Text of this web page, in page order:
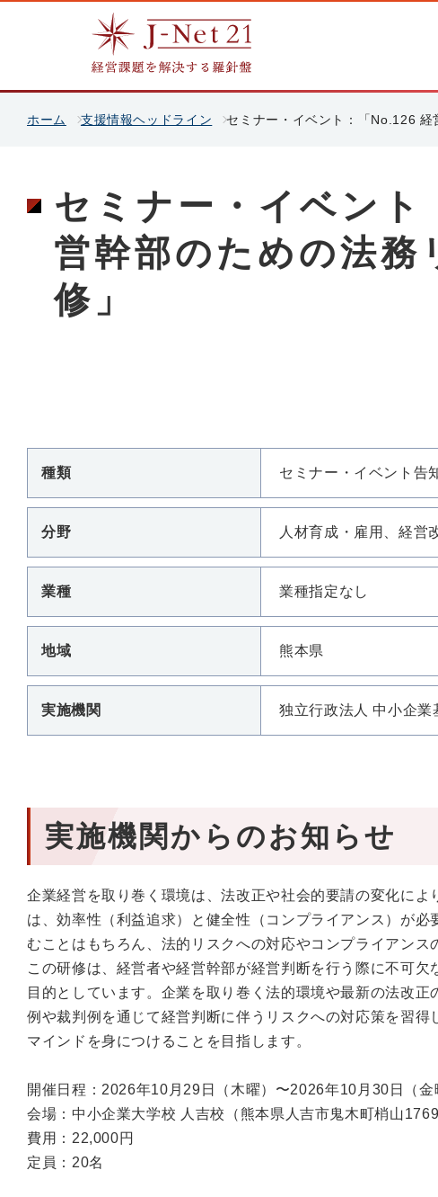
ホーム 支援情報ヘッドライン セミナー・イベント：「No.126 経
セミナー・イベン
営幹部のための法務
修」
種類 セミナー・イベント告
分野 人材育成・雇用、経営
業種 業種指定なし
地域 熊本県
実施機関 独立行政法人 中小企業
実施機関からのお知らせ
企業経営を取り巻く環境は、法改正や社会的要請の変化に
は、効率性（利益追求）と健全性（コンプライアンス）が
むことはもちろん、法的リスクへの対応やコンプライアンス
この研修は、経営者や経営幹部が経営判断を行う際に不可
目的としています。企業を取り巻く法的環境や最新の法改
例や裁判例を通じて経営判断に伴うリスクへの対応策を習
マインドを身につけることを目指します。
開催日程：2026年10月29日（木曜）〜2026年10月30日（金
会場：中小企業大学校 人吉校（熊本県人吉市鬼木町梢山
費用：22,000円
定員：20名